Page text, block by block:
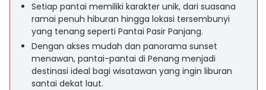
Setiap pantai memiliki karakter unik, dari suasana
ramai penuh hiburan hingga lokasi tersembunyi
yang tenang seperti Pantai Pasir Panjang.
Dengan akses mudah dan panorama sunset
menawan, pantai-pantai di Penang menjadi
destinasi ideal bagi wisatawan yang ingin liburan
santai dekat laut.